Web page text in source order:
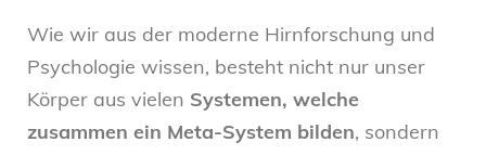
Wie wir aus der moderne Hirnforschung und
Psychologie wissen, besteht nicht nur unser
Körper aus vielen Systemen, welche
zusammen ein Meta-System bilden, sondern